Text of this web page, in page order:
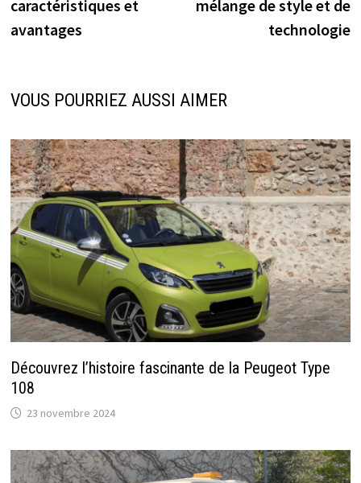
caractéristiques et
avantages
mélange de style et de
technologie
VOUS POURRIEZ AUSSI AIMER
Découvrez l’histoire fascinante de la Peugeot Type
108
23 novembre 2024